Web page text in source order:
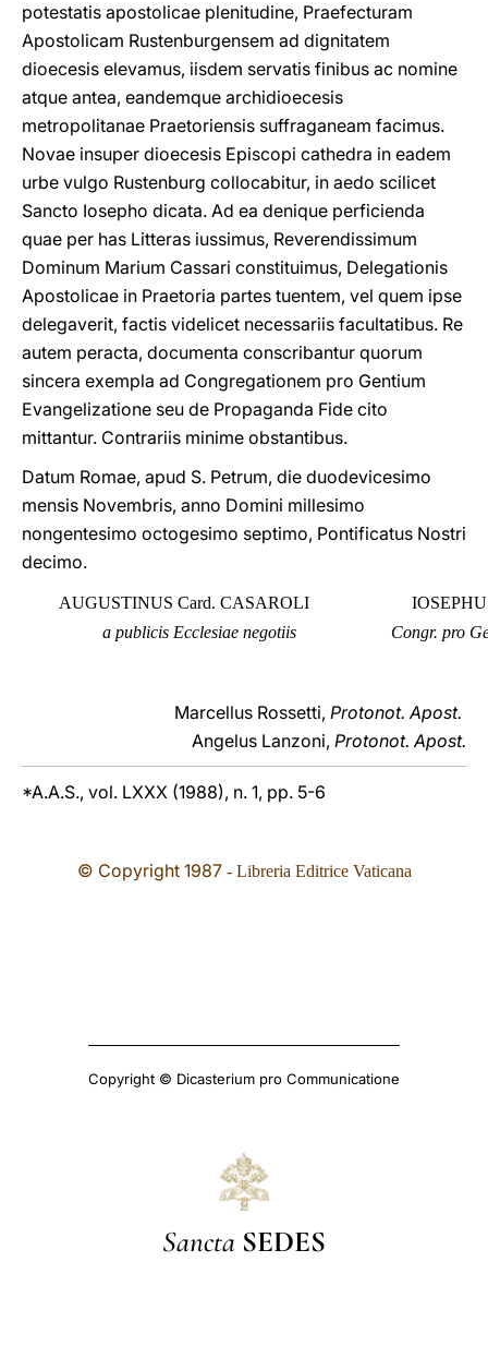
potestatis apostolicae plenitudine, Praefecturam
Apostolicam Rustenburgensem ad dignitatem
dioecesis elevamus, iisdem servatis finibus ac nomine
atque antea, eandemque archidioecesis
metropolitanae Praetoriensis suffraganeam facimus.
Novae insuper dioecesis Episcopi cathedra in eadem
urbe vulgo Rustenburg collocabitur, in aedo scilicet
Sancto Iosepho dicata. Ad ea denique perficienda
quae per has Litteras iussimus, Reverendissimum
Dominum Marium Cassari constituimus, Delegationis
Apostolicae in Praetoria partes tuentem, vel quem ipse
delegaverit, factis videlicet necessariis facultatibus. Re
autem peracta, documenta conscribantur quorum
sincera exempla ad Congregationem pro Gentium
Evangelizatione seu de Propaganda Fide cito
mittantur. Contrariis minime obstantibus.
Datum Romae, apud S. Petrum, die duodevicesimo
mensis Novembris, anno Domini millesimo
nongentesimo octogesimo septimo, Pontificatus Nostri
decimo.
AUGUSTINUS Card. CASAROLI
a publicis Ecclesiae negotiis
Congr. pro
Marcellus Rossetti, Protonot. Apost.
Angelus Lanzoni, Protonot. Apost.
*A.A.S., vol. LXXX (1988), n. 1, pp. 5-6
© Copyright 1987- Libreria Editrice Vaticana
Copyright © Dicasterium pro Communicatione
Sancta SEDES